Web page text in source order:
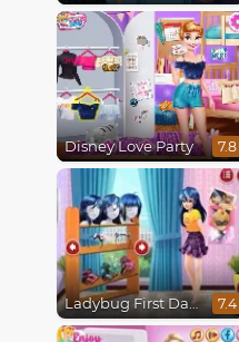
Disney Love Party 7.8
Ladybug First Date 7.4